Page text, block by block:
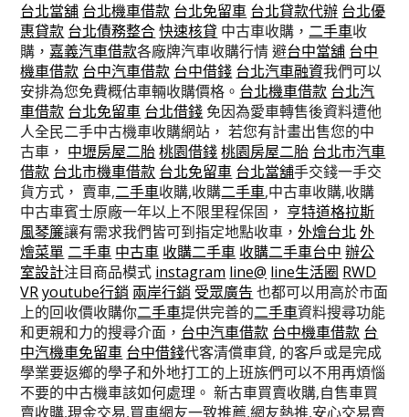
台北當舖 台北機車借款 台北免留車 台北貸款代辦 台北優
惠貸款 台北債務整合 快速核貸 中古車收購， 二手車收
購， 嘉義汽車借款各廠牌汽車收購行情 避台中當舖 台中
機車借款 台中汽車借款 台中借錢 台北汽車融資我們可以
安排為您免費概估車輛收購價格。 台北機車借款 台北汽
車借款 台北免留車 台北借錢 免因為愛車轉售後資料遭他
人全民二手中古機車收購網站， 若您有計畫出售您的中
古車， 中壢房屋二胎 桃園借錢 桃園房屋二胎 台北市汽車
借款 台北市機車借款 台北免留車 台北當舖手交錢一手交
貨方式， 賣車,二手車收購,收購二手車,中古車收購,收購
中古車賓士原廠一年以上不限里程保固， 亨特道格拉斯
風琴簾讓有需求我們皆可到指定地點收車，外燴台北 外
燴菜單 二手車 中古車 收購二手車 收購二手車台中 辦公
室設計注目商品模式 instagram line@ line生活圈 RWD
VR youtube行銷 兩岸行銷 受眾廣告 也都可以用高於市面
上的回收價收購你二手車提供完善的二手車資料搜尋功能
和更親和力的搜尋介面， 台中汽車借款 台中機車借款 台
中汽機車免留車 台中借錢代客清償車貸, 的客戶或是完成
學業要返鄉的學子和外地打工的上班族們可以不用再煩惱
不要的中古機車該如何處理。 新古車買賣收購,自售車買
賣收購,現金交易,買車網友一致推薦,網友熱推,安心交易賣